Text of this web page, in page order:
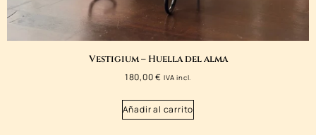
Vestigium – Huella del alma
180,00€ IVA incl.
Añadir al carrito